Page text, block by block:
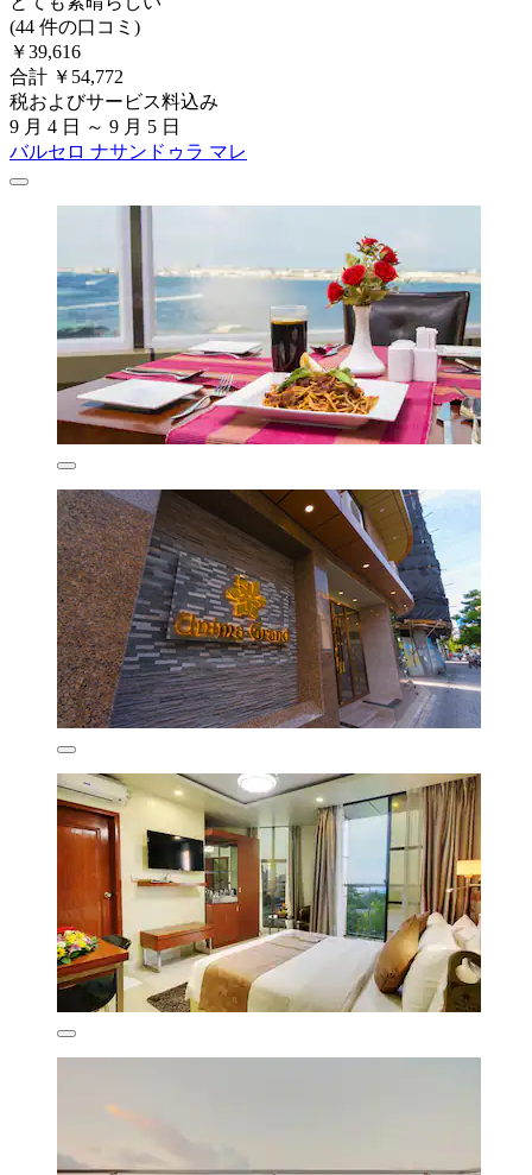
(44 件の口コミ)
￥39,616
合計 ￥54,772
税およびサービス料込み
9 月 4 日 ～ 9 月 5 日
バルセロ ナサンドゥラ マレ